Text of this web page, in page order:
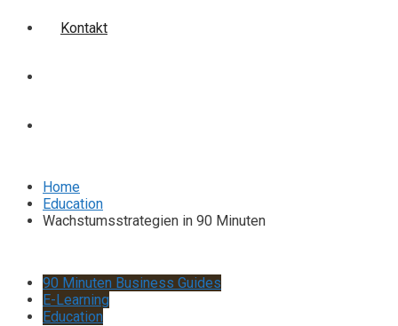
Kontakt
Home
Education
Wachstumsstrategien in 90 Minuten
90 Minuten Business Guides
E-Learning
Education